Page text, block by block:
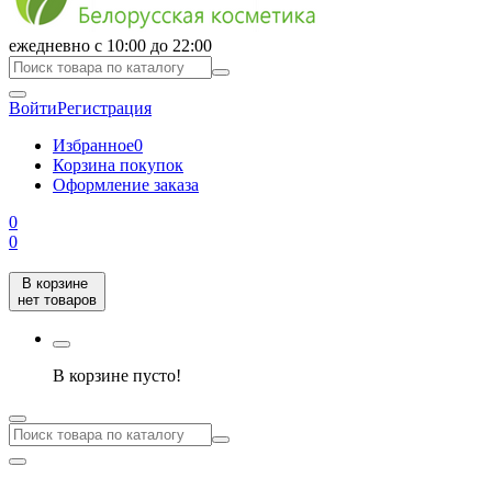
ежедневно с 10:00 до 22:00
ВойтиРегистрация
Избранное0
Корзина покупок
Оформление заказа
0
0
В корзине
нет товаров
В корзине пусто!